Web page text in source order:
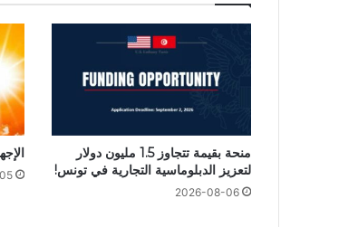
منحة بقيمة تتجاوز 1.5 مليون دولار
لتعزيز الدبلوماسية التجارية في تونس!
2026-08-06